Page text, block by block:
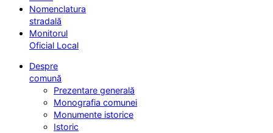
Nomenclatura
stradală
Monitorul
Oficial Local
Despre
comună
Prezentare generală
Monografia comunei
Monumente istorice
Istoric